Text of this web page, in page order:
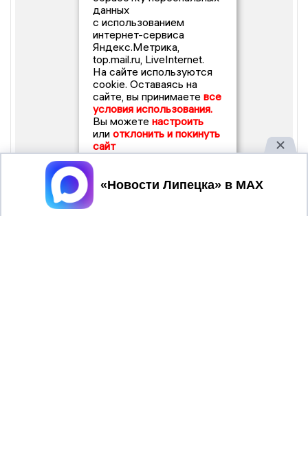
данных
с использованием
интернет-сервиса
Яндекс.Метрика,
top.mail.ru, LiveInternet.
На сайте используются
cookie. Оставаясь на
сайте, вы принимаете все
условия использования.
Вы можете настроить
или отклонить и покинуть
сайт
Принять